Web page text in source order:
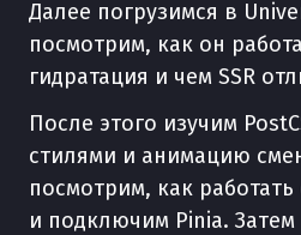
Далее погрузимся в
посмотрим, как он
гидратация и чем SSR
После этого изучим
стилями и анимацию
посмотрим, как работать
и подключим Pinia.